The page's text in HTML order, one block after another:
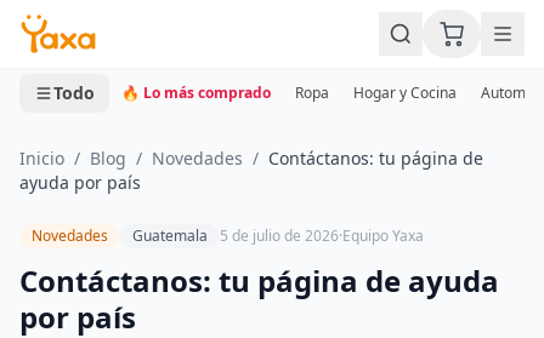
MINI CARRITO
0 productos
Todo 🔥 Lo más comprado Ropa Hogar y Cocina
Inicio / Blog / Novedades / Contáctanos: tu página de
ayuda por país
Novedades Guatemala 5 de julio de 2026·Equipo Yaxa
Contáctanos: tu página de ayuda
por país